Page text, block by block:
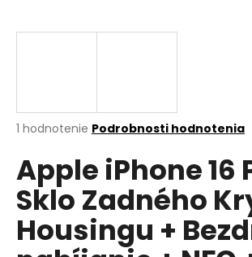
Priemerné
produktu
je
5,0
z
5
hviezdičiek.
1 hodnotenie Podrobnosti hodnotenia
Apple iPhone 16
Sklo Zadného
Housingu +
j
?
HĽADAŤ